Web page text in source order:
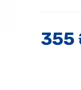
355 ₴